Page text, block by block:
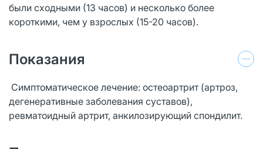
были сходными (13 часов) и несколько более
короткими, чем у взрослых (15-20 часов).
Показания
Симптоматическое лечение: остеоартрит (артроз,
дегенеративные заболевания суставов),
ревматоидный артрит, анкилозирующий спондилит.